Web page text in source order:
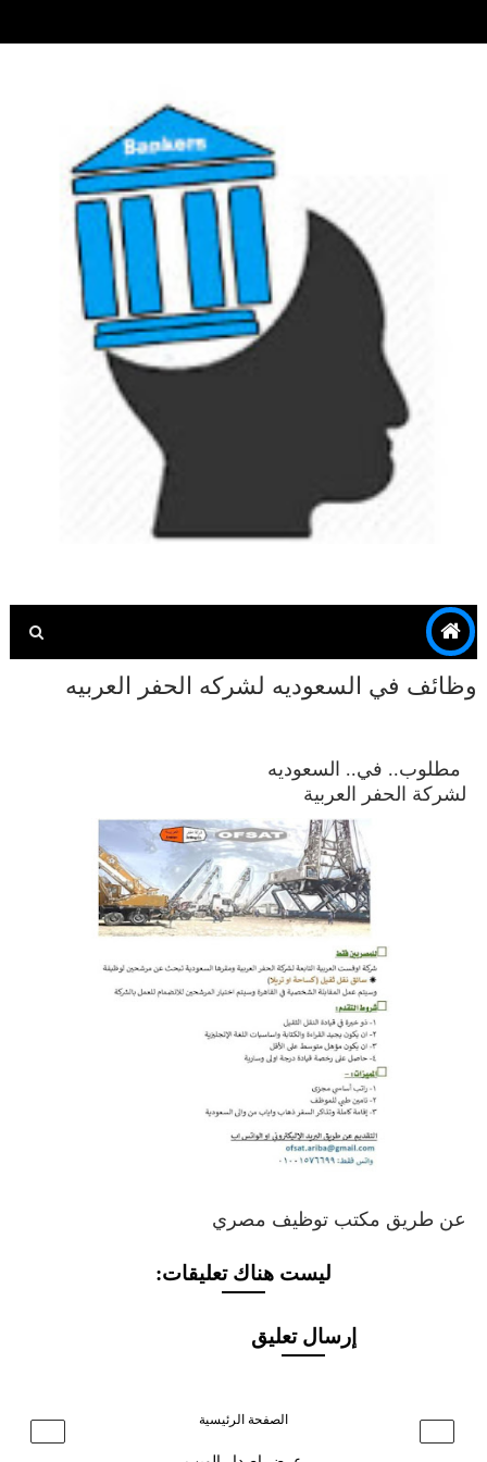
وظائف في السعوديه لشركه الحفر العربيه
مطلوب.. في.. السعوديه
لشركة الحفر العربية
عن طريق مكتب توظيف مصري
ليست هناك تعليقات:
إرسال تعليق
‹
› الصفحة الرئيسية